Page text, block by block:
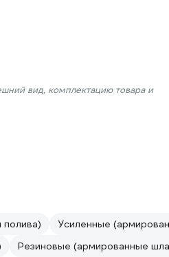
вид, комплектацию товара и
полива) Усиленные
Резиновые (армированные